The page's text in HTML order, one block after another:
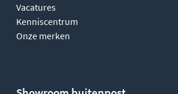
Vacatures
Kenniscentrum
Onze merken